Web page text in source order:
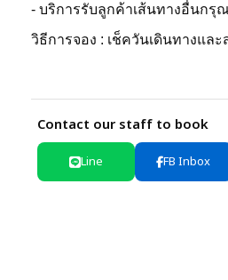
- บริการรับลูกค้าเส้นทางอื่นกรุ
วิธีการจอง : เช็ควันเดินทางแล
Contact our staff to book
Line FB Inbox